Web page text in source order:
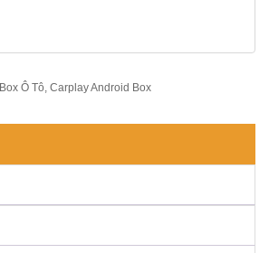
Box Ô Tô, Carplay Android Box